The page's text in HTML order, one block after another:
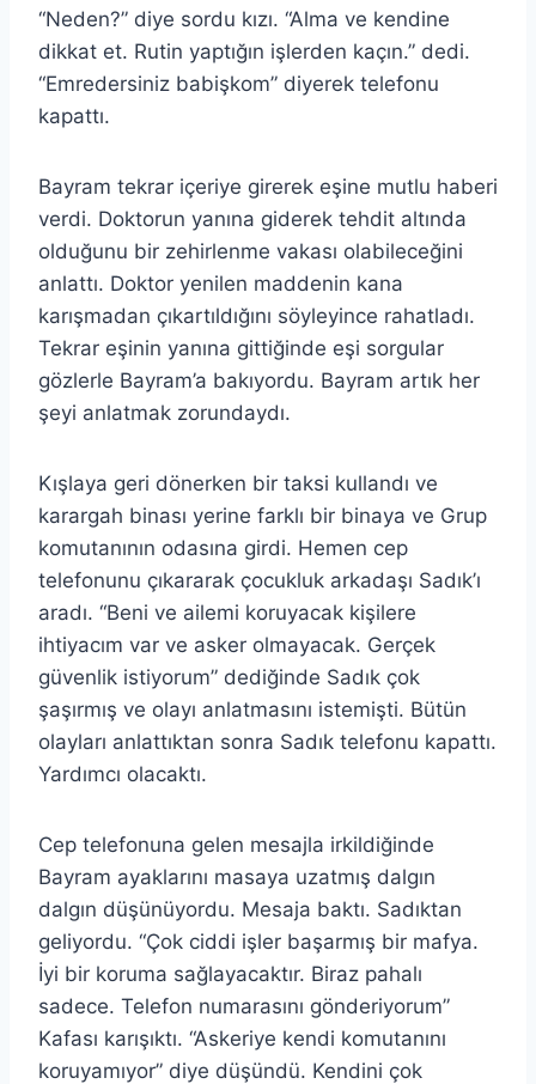
“Neden?” diye sordu kızı. “Alma ve kendine
dikkat et. Rutin yaptığın işlerden kaçın.” dedi.
“Emredersiniz babişkom” diyerek telefonu
kapattı.
Bayram tekrar içeriye girerek eşine mutlu haberi
verdi. Doktorun yanına giderek tehdit altında
olduğunu bir zehirlenme vakası olabileceğini
anlattı. Doktor yenilen maddenin kana
karışmadan çıkartıldığını söyleyince rahatladı.
Tekrar eşinin yanına gittiğinde eşi sorgular
gözlerle Bayram’a bakıyordu. Bayram artık her
şeyi anlatmak zorundaydı.
Kışlaya geri dönerken bir taksi kullandı ve
karargah binası yerine farklı bir binaya ve Grup
komutanının odasına girdi. Hemen cep
telefonunu çıkararak çocukluk arkadaşı Sadık’ı
aradı. “Beni ve ailemi koruyacak kişilere
ihtiyacım var ve asker olmayacak. Gerçek
güvenlik istiyorum” dediğinde Sadık çok
şaşırmış ve olayı anlatmasını istemişti. Bütün
olayları anlattıktan sonra Sadık telefonu kapattı.
Yardımcı olacaktı.
Cep telefonuna gelen mesajla irkildiğinde
Bayram ayaklarını masaya uzatmış dalgın
dalgın düşünüyordu. Mesaja baktı. Sadıktan
geliyordu. “Çok ciddi işler başarmış bir mafya.
İyi bir koruma sağlayacaktır. Biraz pahalı
sadece. Telefon numarasını gönderiyorum”
Kafası karışıktı. “Askeriye kendi komutanını
koruyamıyor” diye düşündü. Kendini çok